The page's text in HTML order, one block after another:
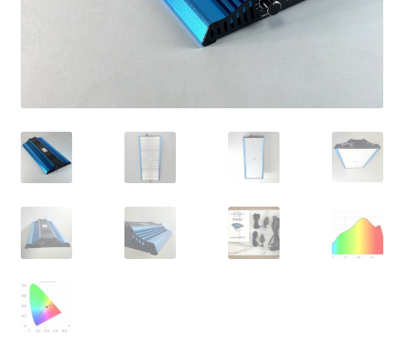
► VERSANDARTEN